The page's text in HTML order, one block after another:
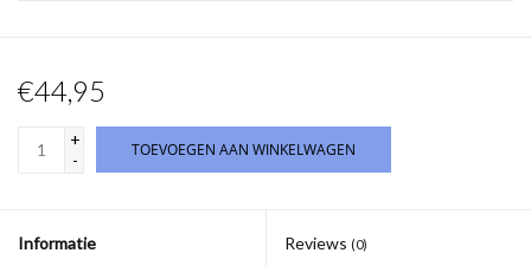
€44,95
+
-
TOEVOEGEN AAN WINKELWAGEN
Informatie Reviews (0)